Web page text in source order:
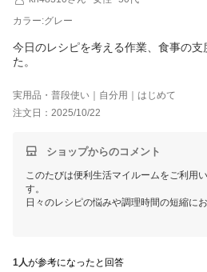
カラー:グレー
今日のレシピを考える作業、食事の
た。
実用品・普段使い｜自分用｜はじめて
注文日：2025/10/22
ショップからのコメント
このたびは便利生活マイルームをご利用
す。
日々のレシピの悩みや調理時間の短縮に
1人が参考になったと回答